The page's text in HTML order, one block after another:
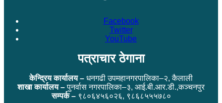
Facebook
Twitter
YouTube
पत्राचार ठेगाना
केन्द्रिय कार्यालय – धनगढी उपमहानगरपालिका–२, कैलाली
शाखा कार्यालय –पुनर्वास नगरपालिका–३, आई.बी.आर.डी.,कञ्चनपुर
सम्पर्क –९८०६४५६०२६, ९८६८५५५७८०